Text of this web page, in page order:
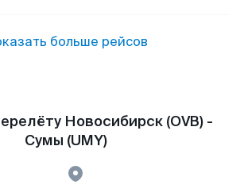
больше рейсов
Новосибирск (OVB) -
Сумы (UMY)